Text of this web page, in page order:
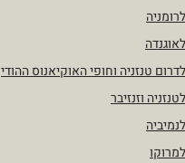
טנזניה וחופי האוקיאנוס ההודי
וזנזיבר